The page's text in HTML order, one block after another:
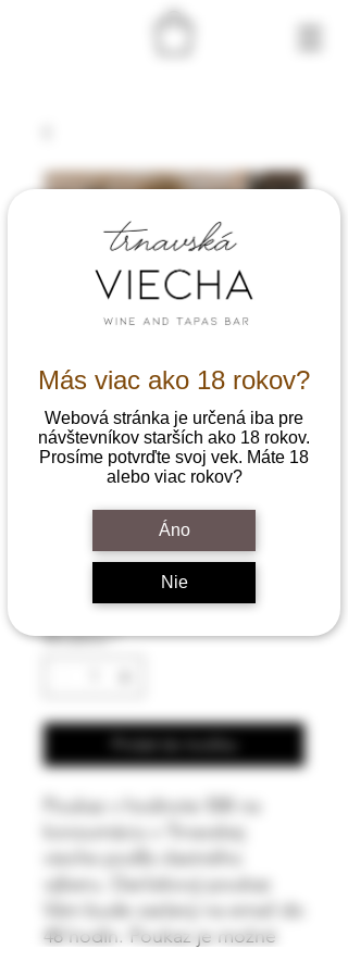
Más viac ako 18 rokov?
Webová stránka je určená iba pre
návštevníkov starších ako 18 rokov.
Prosíme potvrďte svoj vek. Máte 18
alebo viac rokov?
Áno
Nie
SKU: 364215375135191
Voucher 50€
Množstvo *
Poukaz v hodnote 50€ na
konzumáciu v Trnavskej
vieche podľa vlastného
výberu. Darčekový poukaz
Vám bude zaslaný na email do
48 hodín. Poukaz je možné